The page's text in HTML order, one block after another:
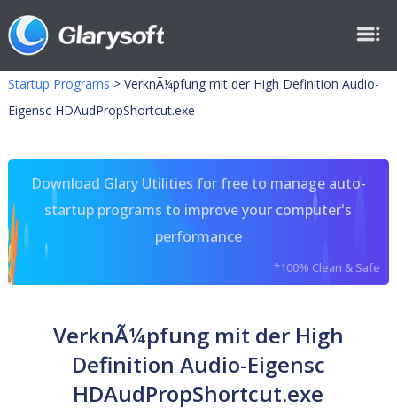
Startup Programs > VerknÃ¼pfung mit der High Definition Audio-
Eigensc HDAudPropShortcut.exe
Download Glary Utilities for free to manage auto-
startup programs to improve your computer's
performance
*100% Clean & Safe
VerknÃ¼pfung mit der High
Definition Audio-Eigensc
HDAudPropShortcut.exe